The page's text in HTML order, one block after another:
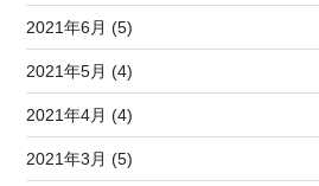
2021年6月 (5)
2021年5月 (4)
2021年4月 (4)
2021年3月 (5)